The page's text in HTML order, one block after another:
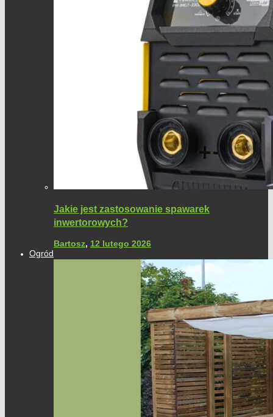
Jakie jest zastosowanie spawarek
inwertorowych?
Bartosz, 12 lutego 2026
Ogród